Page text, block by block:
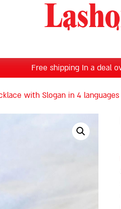
Free shipping In a deal
with Slogan in 4 languages